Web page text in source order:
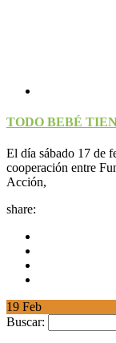
TODO BEBÉ
El día sábado 17 de
cooperación entre
Acción,
share:
19 Feb
Buscar: